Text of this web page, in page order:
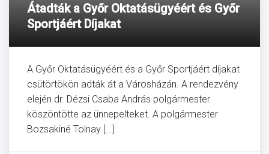
Átadták a Győr Oktatásügyéért és Győr
Sportjáért Díjakat
A Győr Oktatásügyéért és a Győr Sportjáért díjakat
csütörtökön adták át a Városházán. A rendezvény
elején dr. Dézsi Csaba András polgármester
köszöntötte az ünnepelteket. A polgármester
Bozsakiné Tolnay […]